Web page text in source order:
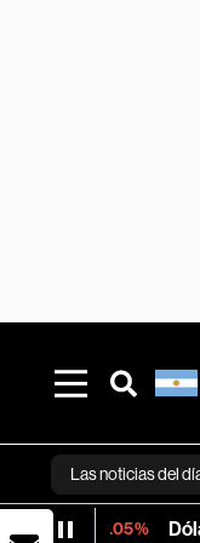
Las noticias del
Dólar Blue